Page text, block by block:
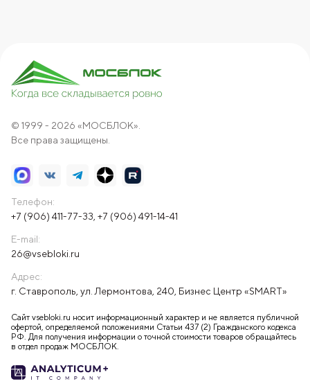
© 1999 - 2026 «МОСБЛОК».
Все права защищены.
Телефон:
+7 (906) 411-77-33 +7 (906) 491-14-41
E-mail:
26@vsebloki.ru
Адрес:
г. Ставрополь, ул. Лермонтова, 240, Бизнес Центр «SMART»
Сайт vsebloki.ru носит информационный характер и не является публичной
офертой, определяемой положениями Статьи 437 (2) Гражданского кодекса
РФ. Для получения информации о точной стоимости товаров обращайтесь
в отдел продаж МОСБЛОК.